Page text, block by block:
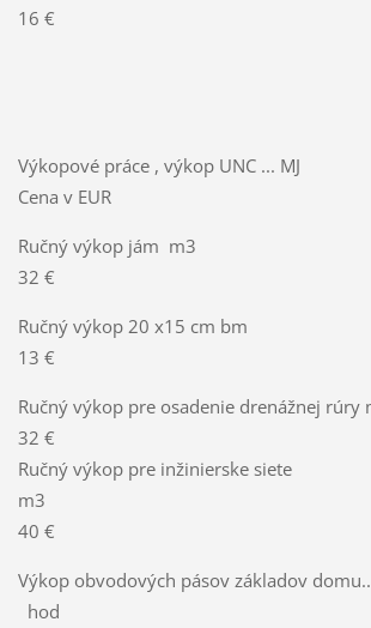
16 €
Výkopové práce , výkop UNC ... MJ
Cena v EUR
Ručný výkop jám m3
32 €
Ručný výkop 20 x15 cm bm
13 €
Ručný výkop pre osadenie drenážnej rúry
32 €
Ručný výkop pre inžinierske siete
m3
40 €
Výkop obvodových pásov základov
hod